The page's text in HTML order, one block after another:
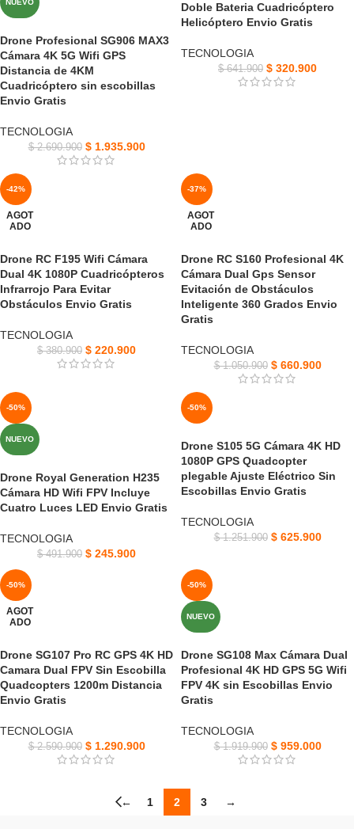
NUEVO
Drone Profesional SG906 MAX3
Cámara 4K 5G Wifi GPS
Distancia de 4KM
Cuadricóptero sin escobillas
Envio Gratis
TECNOLOGIA
$2.690.900 $1.935.900
Doble Bateria Cuadricóptero
Helicóptero Envio Gratis
TECNOLOGIA
$641.900 $ 320.900
-42%
AGOT
ADO
Drone RC F195 Wifi Cámara
Dual 4K 1080P Cuadricópteros
Infrarrojo Para Evitar
Obstáculos Envio Gratis
TECNOLOGIA
$380.900 $ 220.900
-37%
AGOT
ADO
Drone RC S160 Profesional 4K
Cámara Dual Gps Sensor
Evitación de Obstáculos
Inteligente 360 Grados Envio
Gratis
TECNOLOGIA
$1.050.900 $660.900
-50%
NUEVO
Drone Royal Generation H235
Cámara HD Wifi FPV Incluye
Cuatro Luces LED Envio Gratis
TECNOLOGIA
$491.900 $ 245.900
-50%
Drone S105 5G Cámara 4K HD
1080P GPS Quadcopter
plegable Ajuste Eléctrico Sin
Escobillas Envio Gratis
TECNOLOGIA
$1.251.900 $625.900
-50%
AGOT
ADO
Drone SG107 Pro RC GPS 4K HD
Camara Dual FPV Sin Escobilla
Quadcopters 1200m Distancia
Envio Gratis
TECNOLOGIA
$2.590.900 $1.290.900
-50%
NUEVO
Drone SG108 Max Cámara Dual
Profesional 4K HD GPS 5G Wifi
FPV 4K sin Escobillas Envio
Gratis
TECNOLOGIA
$1.919.900 $959.000
← 1 2 3 →